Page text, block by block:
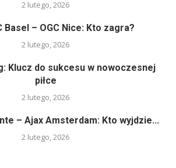
2 lutego, 2026
Basel – OGC Nice: Kto zagra?
2 lutego, 2026
Klucz do sukcesu w nowoczesnej
piłce
2 lutego, 2026
– Ajax Amsterdam: Kto wyjdzie...
2 lutego, 2026